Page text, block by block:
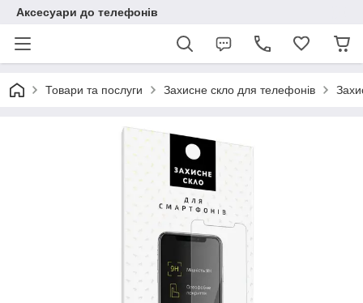
Аксесуари до телефонів
Товари та послуги Захисне скло для телефонів